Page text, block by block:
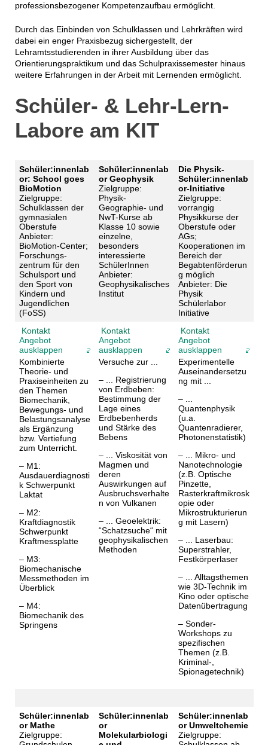
professionsbezogener Kompetenzaufbau ermöglicht.
Durch das Einbinden von Schulklassen und Lehrkräften wird
dabei ein enger Praxisbezug sichergestellt, der
Lehramtsstudierenden in ihrer Ausbildung über das
Orientierungspraktikum und das Schulpraxissemester hinaus
weitere Erfahrungen in der Arbeit mit Lernenden ermöglicht.
Schüler- & Lehr-Lern-
Labore am KIT
Schüler:innenlab
or: School goes
BioMotion
Zielgruppe:
Schulklassen der
gymnasialen
Oberstufe
Anbieter:
BioMotion-Center;
Forschungs-
zentrum für den
Schulsport und
den Sport von
Kindern und
Jugendlichen
(FoSS)
Schüler:innenlab
or Geophysik
Zielgruppe:
Physik-
Geographie- und
NwT-Kurse ab
Klasse 10 sowie
einzelne,
besonders
interessierte
SchülerInnen
Anbieter:
Geophysikalisches
Institut
Die Physik-
Schüler:innenlab
or-Initiative
Zielgruppe:
vorrangig
Physikkurse der
Oberstufe oder
AGs;
Kooperationen im
Bereich der
Begabtenförderun
g möglich
Anbieter: Die
Physik
Schülerlabor
Initiative
Kontakt
Angebot
ausklappen
Kombinierte
Theorie- und
Praxiseinheiten zu
den Themen
Biomechanik,
Bewegungs- und
Belastungsanalyse
als Ergänzung
bzw. Vertiefung
zum Unterricht.
– M1:
Ausdauerdiagnosti
k Schwerpunkt
Laktat
– M2:
Kraftdiagnostik
Schwerpunkt
Kraftmessplatte
– M3:
Biomechanische
Messmethoden im
Überblick
– M4:
Biomechanik des
Springens
Kontakt
Angebot
ausklappen
Versuche zur ...
– ... Registrierung
von Erdbeben:
Bestimmung der
Lage eines
Erdbebenherds
und Stärke des
Bebens
– ... Viskosität von
Magmen und
deren
Auswirkungen auf
Ausbruchsverhalte
n von Vulkanen
– ... Geoelektrik:
“Schatzsuche“ mit
geophysikalischen
Methoden
Kontakt
Angebot
ausklappen
Experimentelle
Auseinandersetzu
ng mit ...
– ...
Quantenphysik
(u.a.
Quantenradierer,
Photonenstatistik)
– ... Mikro- und
Nanotechnologie
(z.B. Optische
Pinzette,
Rasterkraftmikrosk
opie oder
Mikrostrukturierun
g mit Lasern)
– ... Laserbau:
Superstrahler,
Festkörperlaser
– ... Alltagsthemen
wie 3D-Technik im
Kino oder optische
Datenübertragung
– Sonder-
Workshops zu
spezifischen
Themen (z.B.
Kriminal-,
Spionagetechnik)
Schüler:innenlab
or Mathe
Zielgruppe:
Schüler:innenlab
or
Molekularbiologi
Schüler:innenlab
or Umweltchemie
Zielgruppe: